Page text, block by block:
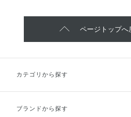
んとした肌に洗い上げてくれま
んだハーブの深い香りが、お手入
一度お試しください🌟
用感
ます。 化粧下地として
きて
とせ
ページトップへ
カテゴリから探す
ブランドから探す